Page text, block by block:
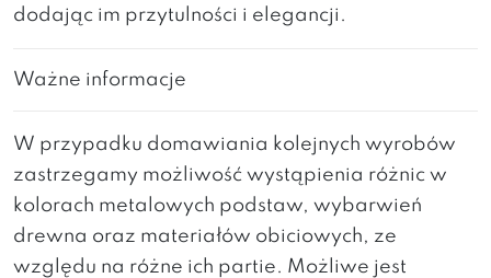
dodając im przytulności i elegancji.
Ważne informacje
W przypadku domawiania kolejnych wyrobów
zastrzegamy możliwość wystąpienia różnic w
kolorach metalowych podstaw, wybarwień
drewna oraz materiałów obiciowych, ze
względu na różne ich partie. Możliwe jest